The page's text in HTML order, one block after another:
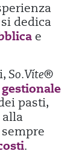
si dedica
e
So.Víte®
pasti,
alla
sempre
.